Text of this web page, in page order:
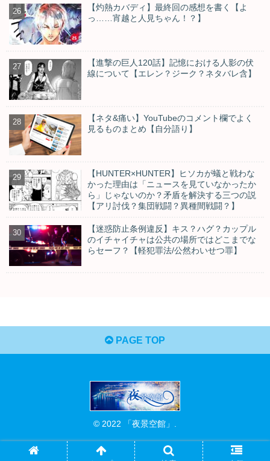
【灼熱カバディ】最終回の感想を書く【よ
っ……宵越と人見ちゃん！？】
【進撃の巨人120話】記憶における人影の伏
線について【エレン？ジーク？ネタバレ含】
【ネタ&痛い】YouTubeのコメント欄でよく
見るものまとめ【自分語り】
【HUNTER×HUNTER】ヒソカが蟻と戦わな
かった理由は「ニュースを見ていなかったか
ら」じゃないのか？矛盾を解決する三つの説
【アリ討伐？集団戦闘？異種間戦闘？】
【迷惑防止条例違反】キス？ハグ？カップル
のイチャイチャは公共の場所ではどこまでな
らセーフ？【軽犯罪法/公然わいせつ罪】
PAGE TOP
© 2022 「夜景空館」.